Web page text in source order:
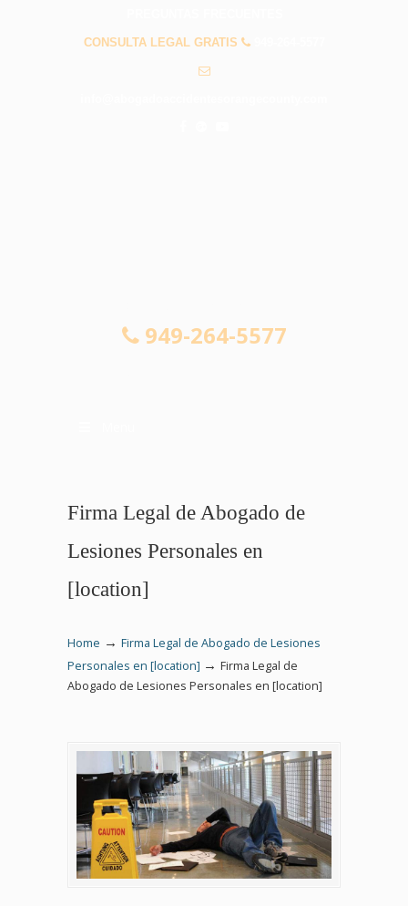
CONSULTA LEGAL GRATIS
949-264-5577
Firma Legal de Abogado de
Lesiones Personales en
[location]
Home → Firma Legal de Abogado de Lesiones
Personales en [location] → Firma Legal de
Abogado de Lesiones Personales en [location]